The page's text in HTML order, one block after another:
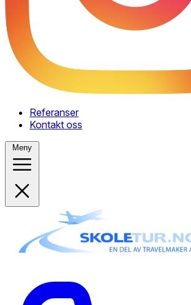
Referanser
Kontakt oss
Meny